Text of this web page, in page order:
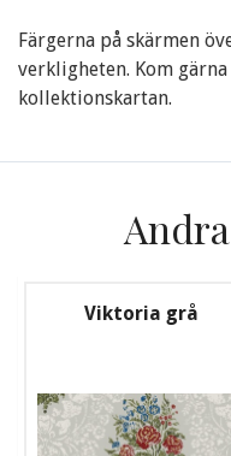
Färgerna på skärmen
verkligheten. Kom
kollektionskartan.
Viktoria grå